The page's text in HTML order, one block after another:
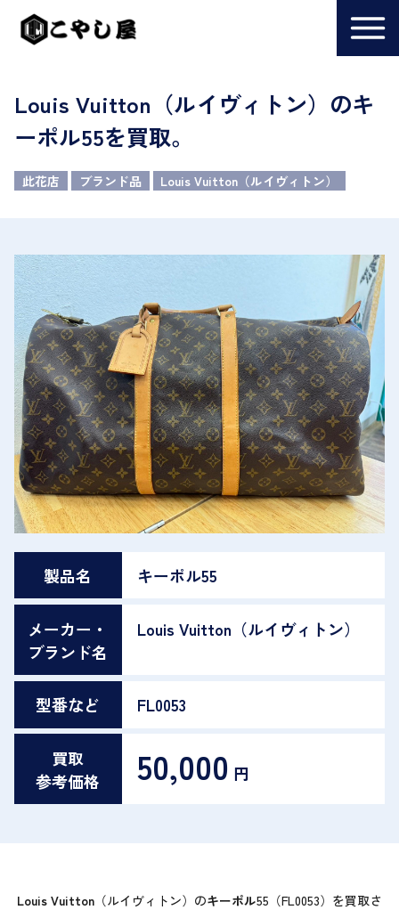
Louis Vuitton（ルイヴィトン）のキ
ーポル55を買取。
此花店 ブランド品 Louis Vuitton（ルイヴィトン）
製品名 キーポル55
メーカー・
ブランド名
Louis Vuitton（ルイヴィトン）
型番など FL0053
買取
参考価格
50,000 円
Louis Vuitton （ルイヴィトン）のキーポル55（FL0053）を買取さ